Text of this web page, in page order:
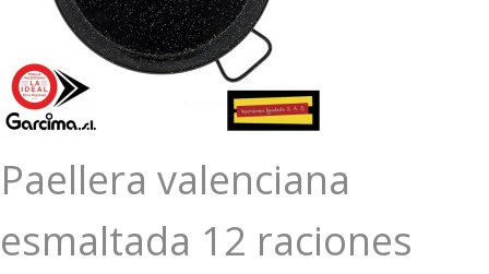
Paellera valenciana
esmaltada 12 raciones